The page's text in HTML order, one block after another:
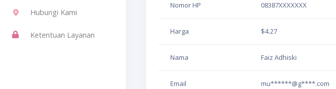
Hubungi Kami
Ketentuan Layanan
Nomor HP 08387XXXXXXX
Harga $4.27
Nama Faiz Adhiski
Email mu******@g****.com